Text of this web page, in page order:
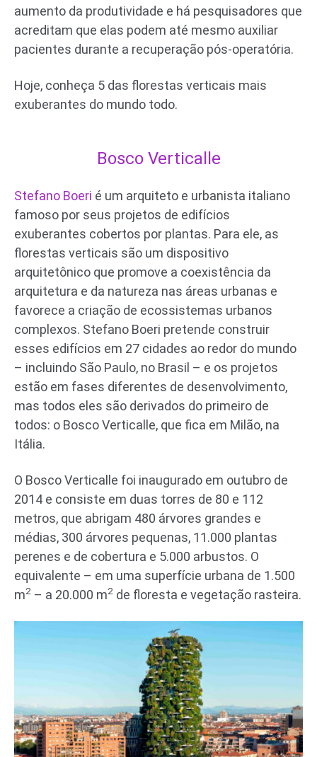
aumento da produtividade e há pesquisadores que
acreditam que elas podem até mesmo auxiliar
pacientes durante a recuperação pós-operatória.
Hoje, conheça 5 das florestas verticais mais
exuberantes do mundo todo.
Bosco Verticalle
Stefano Boeri é um arquiteto e urbanista italiano
famoso por seus projetos de edifícios
exuberantes cobertos por plantas. Para ele, as
florestas verticais são um dispositivo
arquitetônico que promove a coexistência da
arquitetura e da natureza nas áreas urbanas e
favorece a criação de ecossistemas urbanos
complexos. Stefano Boeri pretende construir
esses edifícios em 27 cidades ao redor do mundo
– incluindo São Paulo, no Brasil – e os projetos
estão em fases diferentes de desenvolvimento,
mas todos eles são derivados do primeiro de
todos: o Bosco Verticalle, que fica em Milão, na
Itália.
O Bosco Verticalle foi inaugurado em outubro de
2014 e consiste em duas torres de 80 e 112
metros, que abrigam 480 árvores grandes e
médias, 300 árvores pequenas, 11.000 plantas
perenes e de cobertura e 5.000 arbustos. O
equivalente – em uma superfície urbana de 1.500
m2 – a 20.000 m2 de floresta e vegetação rasteira.